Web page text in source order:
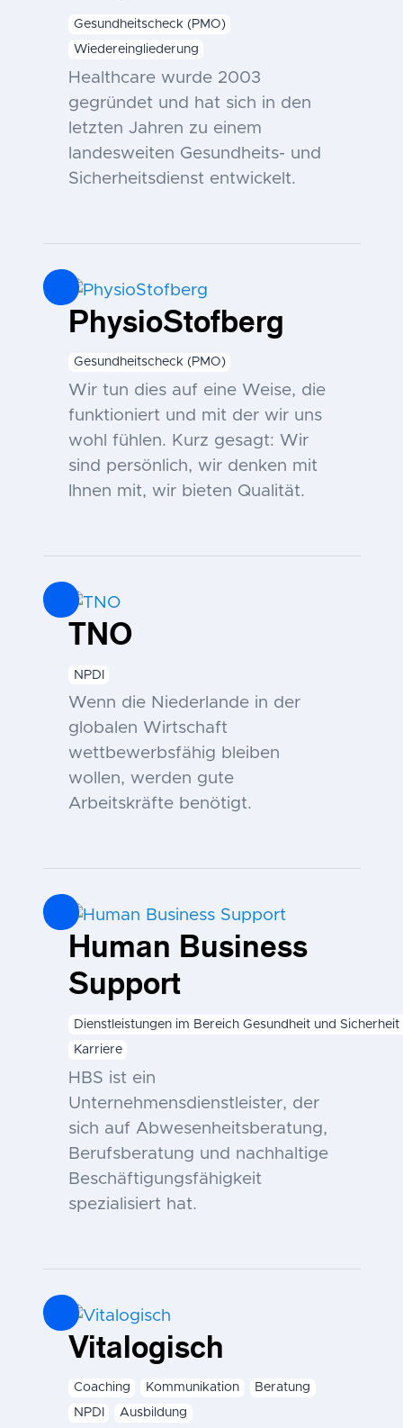
Gesundheitscheck (PMO)
Wiedereingliederung
Healthcare wurde 2003
gegründet und hat sich in den
letzten Jahren zu einem
landesweiten Gesundheits- und
Sicherheitsdienst entwickelt.
PhysioStofberg
Gesundheitscheck (PMO)
Wir tun dies auf eine Weise, die
funktioniert und mit der wir uns
wohl fühlen. Kurz gesagt: Wir
sind persönlich, wir denken mit
Ihnen mit, wir bieten Qualität.
TNO
NPDI
Wenn die Niederlande in der
globalen Wirtschaft
wettbewerbsfähig bleiben
wollen, werden gute
Arbeitskräfte benötigt.
Human Business
Support
Dienstleistungen im Bereich Gesundheit und
Karriere
HBS ist ein
Unternehmensdienstleister, der
sich auf Abwesenheitsberatung,
Berufsberatung und nachhaltige
Beschäftigungsfähigkeit
spezialisiert hat.
Vitalogisch
Coaching Kommunikation
Beratung
NPDI
Ausbildung